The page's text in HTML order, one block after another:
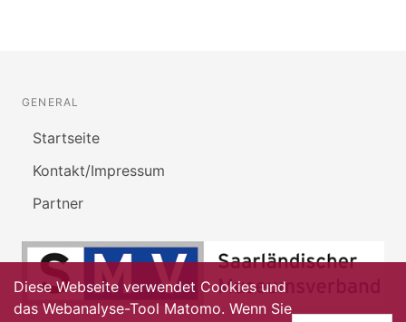
GENERAL
Startseite
Kontakt/Impressum
Partner
Diese Webseite verwendet Cookies und
das Webanalyse-Tool Matomo. Wenn Sie